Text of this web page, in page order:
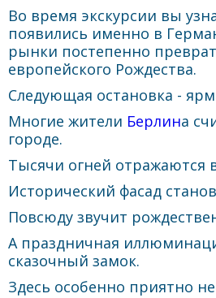
Во время экскурсии вы
появились именно в
рынки постепенно
европейского Рождества.
Следующая остановка -
Многие жители Берлина
городе.
Тысячи огней отражаются
Исторический фасад
Повсюду звучит
А праздничная
сказочный замок.
Здесь особенно приятно